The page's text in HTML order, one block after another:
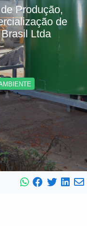
Produção,
de
Ltda